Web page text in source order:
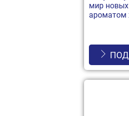
мир
ароматом